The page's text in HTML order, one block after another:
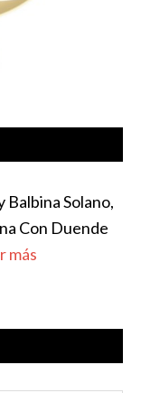
Balbina Solano,
Con Duende
más